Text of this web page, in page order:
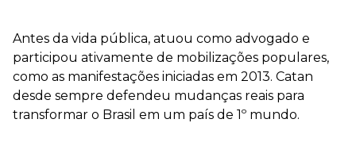
Antes da vida pública, atuou como advogado e
participou ativamente de mobilizações populares,
como as manifestações iniciadas em 2013. Catan
desde sempre defendeu mudanças reais para
transformar o Brasil em um país de 1º mundo.